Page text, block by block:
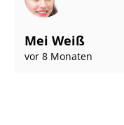
Mei Weiß
vor 8 Monaten